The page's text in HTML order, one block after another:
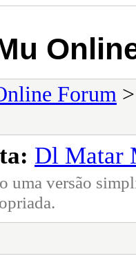
Forum
Dl Matar
uma versão